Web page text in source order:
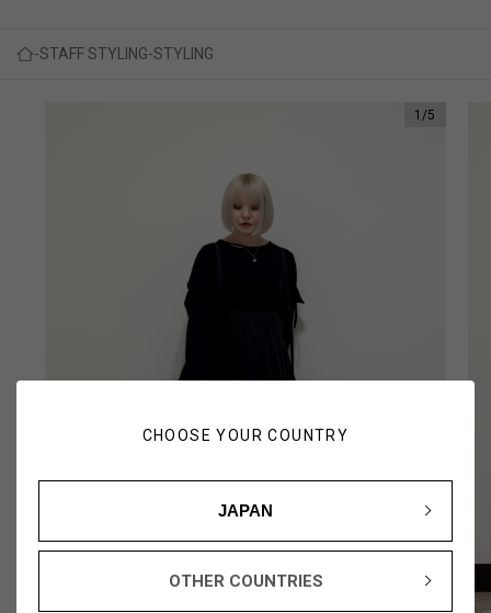
CHOOSE YOUR COUNTRY
JAPAN
OTHER COUNTRIES
STAFF STYLING STYLING
1 /5